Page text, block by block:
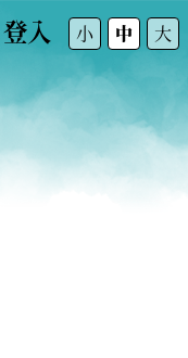
登入 小 中 大